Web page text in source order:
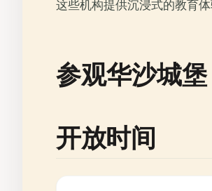
这些机构提供沉浸式的教育
参观华沙城
开放时间